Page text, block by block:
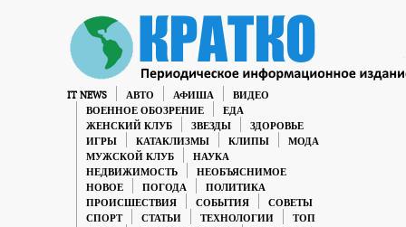
IT NEWS АВТО АФИША
ВИДЕО
ВОЕННОЕ ОБОЗРЕНИЕ
ЕДА
ЖЕНСКИЙ КЛУБ
ЗВЕЗДЫ
ЗДОРОВЬЕ
ИГРЫ
КАТАКЛИЗМЫ КЛИПЫ
МОДА
МУЖСКОЙ КЛУБ
НАУКА
НЕДВИЖИМОСТЬ
НЕОБЪЯСНИМОЕ
НОВОЕ
ПОГОДА
ПОЛИТИКА
ПРОИСШЕСТВИЯ
СОБЫТИЯ
СОВЕТЫ
СПОРТ
СТАТЬИ ТЕХНОЛОГИИ
ТОП